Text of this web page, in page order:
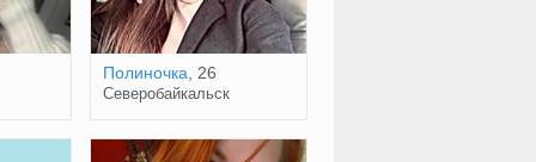
Полиночка , 26
Северобайкальск